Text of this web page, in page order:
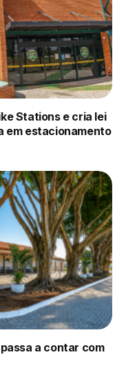
Stations e cria lei
em estacionamento
a contar com